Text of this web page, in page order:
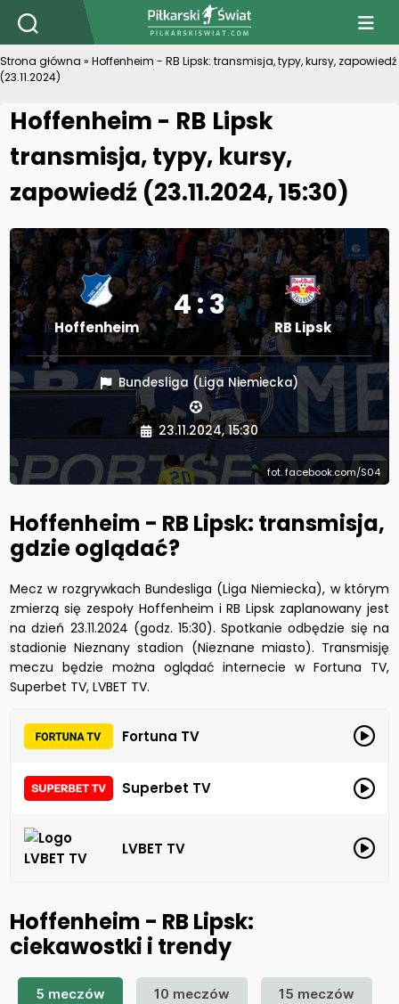
PiłkarskiSwiat.com
Strona główna » Hoffenheim - RB Lipsk: transmisja, typy, kursy, zapowiedź
(23.11.2024)
Hoffenheim - RB Lipsk
transmisja, typy, kursy,
zapowiedź (23.11.2024, 15:30)
Hoffenheim
4 : 3
RB Lipsk
Bundesliga (Liga Niemiecka)
23.11.2024, 15:30
fot. facebook.com/S04
Hoffenheim - RB Lipsk: transmisja,
gdzie oglądać?
Mecz w rozgrywkach Bundesliga (Liga Niemiecka), w którym
zmierzą się zespoły Hoffenheim i RB Lipsk zaplanowany jest
na dzień 23.11.2024 (godz. 15:30). Spotkanie odbędzie się na
stadionie Nieznany stadion (Nieznane miasto). Transmisję
meczu będzie można oglądać internecie w Fortuna TV,
Superbet TV, LVBET TV.
Fortuna TV
Superbet TV
LVBET TV
Hoffenheim - RB Lipsk:
ciekawostki i trendy
5 meczów 10 meczów 15 meczów